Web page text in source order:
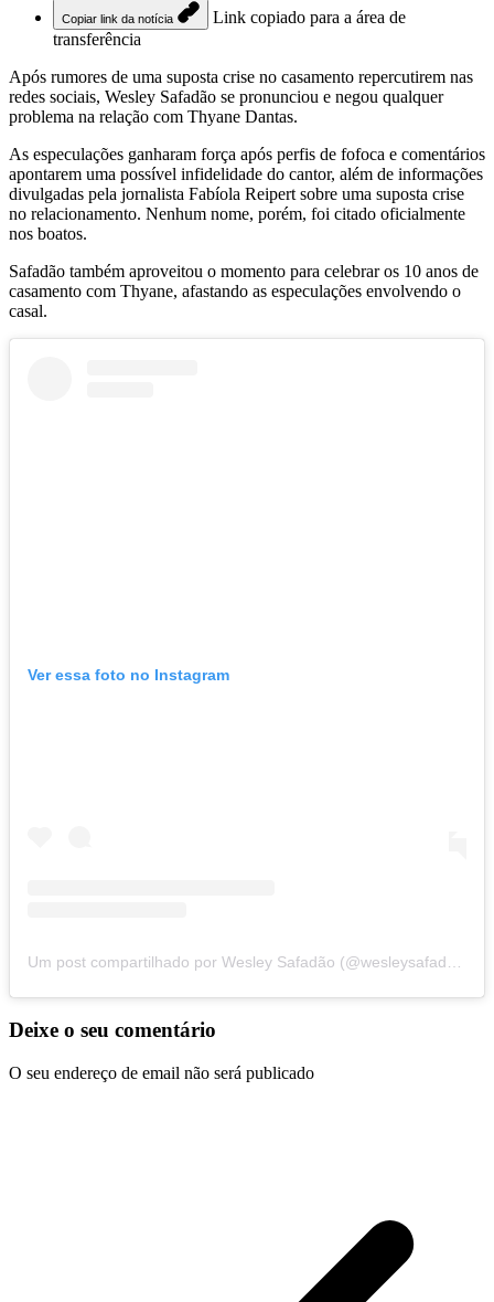
Copiar link da notícia
Link copiado para a área de
transferência
Após rumores de uma suposta crise no casamento repercutirem nas
redes sociais, Wesley Safadão se pronunciou e negou qualquer
problema na relação com Thyane Dantas.
As especulações ganharam força após perfis de fofoca e comentários
apontarem uma possível infidelidade do cantor, além de informações
divulgadas pela jornalista Fabíola Reipert sobre uma suposta crise
no relacionamento. Nenhum nome, porém, foi citado oficialmente
nos boatos.
Safadão também aproveitou o momento para celebrar os 10 anos de
casamento com Thyane, afastando as especulações envolvendo o
casal.
Ver essa foto no Instagram
Um post compartilhado por Wesley Safadão (@wesleysafadao)
Deixe o seu comentário
O seu endereço de email não será publicado